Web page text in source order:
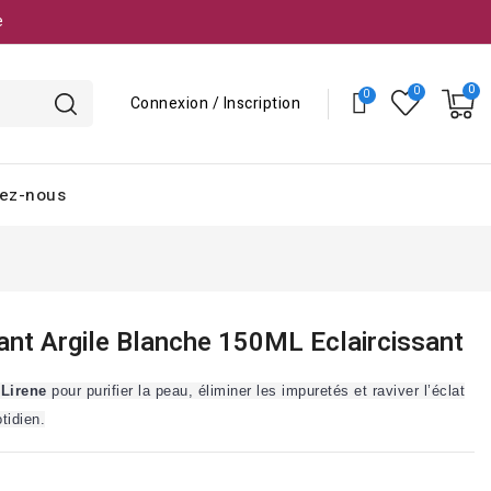
Connexion / Inscription
nous
Argile Blanche 150ML Eclaircissant
pour purifier la peau, éliminer les impuretés et raviver l’éclat